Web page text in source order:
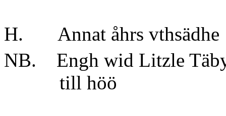
H. Annat åhrs
NB. Engh wid Litzle
till höö